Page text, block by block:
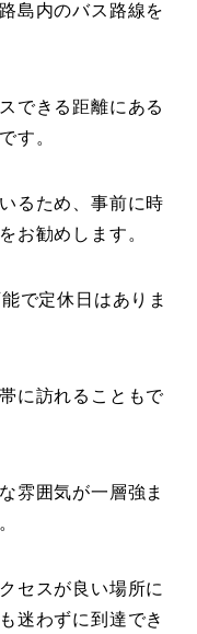
島内のバス路線を
できる距離にある
す。
るため、事前に時
お勧めします。
で定休日はありま
に訪れることもで
雰囲気が一層強ま
セスが良い場所に
迷わずに到達でき